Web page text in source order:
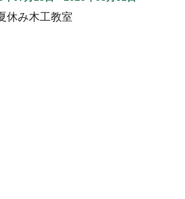
休み木工教室